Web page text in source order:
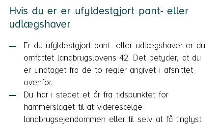
Hvis du er er ufyldestgjort pant- eller
udlægshaver
Er du ufyldestgjort pant- eller udlægshaver er du
omfattet landbrugslovens 42. Det betyder, at du
er undtaget fra de to regler angivet i afsnittet
ovenfor.
Du har i stedet et år fra tidspunktet for
hammerslaget til at videresælge
landbrugsejendommen eller til selv at få tinglyst